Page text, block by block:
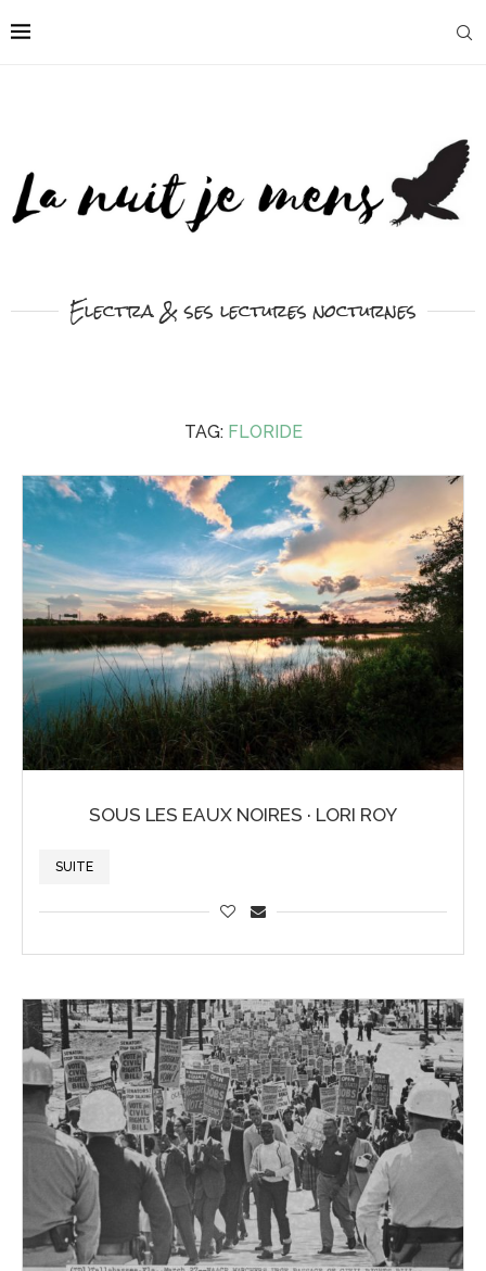
Electra & ses lectures nocturnes
TAG: FLORIDE
SOUS LES EAUX NOIRES · LORI ROY
SUITE